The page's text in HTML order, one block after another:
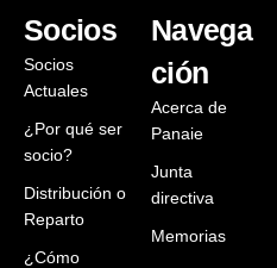
Socios
Socios
Actuales
¿Por qué ser
socio?
Distribución o
Reparto
¿Cómo
Navega
ción
Acerca de
Panaie
Junta
directiva
Memorias